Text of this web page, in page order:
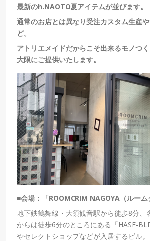
最新のh.NAOTO夏アイテムが並びます。
通常のお店とは異なり受注カスタム生産
ど。
アトリエメイドだからこそ出来るモノつ
大限にご提供いたします。
■会場：「ROOMCRIM NAGOYA（ルーム
地下鉄鶴舞線・大須観音駅から徒歩8分、
からは徒歩6分のところにある「HASE-
やセレクトショップなどが入居するビル。